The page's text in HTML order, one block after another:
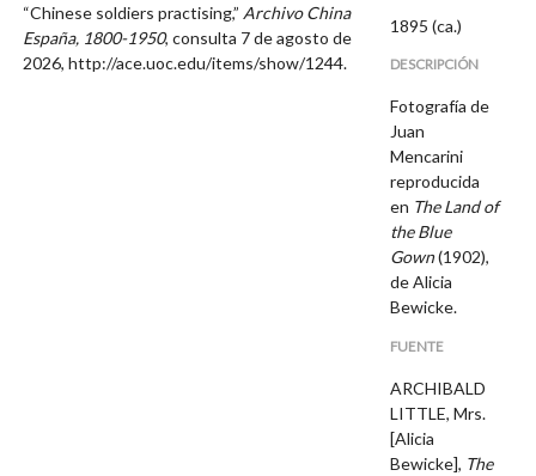
“Chinese soldiers practising,” Archivo China
España, 1800-1950, consulta 7 de agosto de
2026,http://ace.uoc.edu/items/show/1244.
1895 (ca.)
DESCRIPCIÓN
Fotografía de
Juan
Mencarini
reproducida
en The Land of
the Blue
Gown(1902),
de Alicia
Bewicke.
FUENTE
ARCHIBALD
LITTLE, Mrs.
[Alicia
Bewicke], The